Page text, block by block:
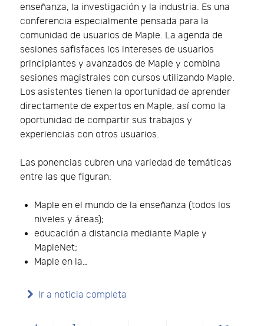
enseñanza, la investigación y la industria. Es una
conferencia especialmente pensada para la
comunidad de usuarios de Maple. La agenda de
sesiones safisfaces los intereses de usuarios
principiantes y avanzados de Maple y combina
sesiones magistrales con cursos utilizando Maple.
Los asistentes tienen la oportunidad de aprender
directamente de expertos en Maple, así como la
oportunidad de compartir sus trabajos y
experiencias con otros usuarios.
Las ponencias cubren una variedad de temáticas
entre las que figuran:
Maple en el mundo de la enseñanza (todos los
niveles y áreas);
educación a distancia mediante Maple y
MapleNet;
Maple en la…
Ir a noticia completa